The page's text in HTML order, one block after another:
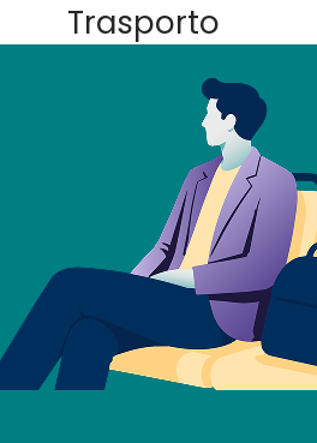
Trasporto
per il